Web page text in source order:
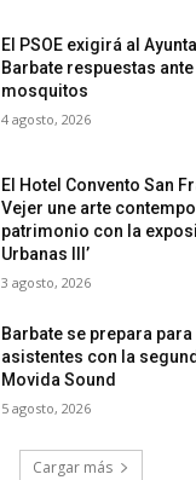
El PSOE exigirá al
Barbate respuestas
mosquitos
4 agosto, 2026
El Hotel Convento San
Vejer une arte
patrimonio con la
Urbanas III’
3 agosto, 2026
Barbate se prepara
asistentes con la
Movida Sound
5 agosto, 2026
Cargar más